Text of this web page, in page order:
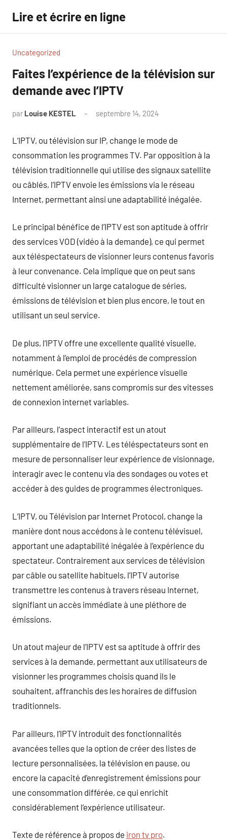
contenu
Lire et écrire en ligne
Uncategorized
Faites l’expérience de la télévision sur
demande avec l’IPTV
par Louise KESTEL septembre 14, 2024
L’IPTV, ou télévision sur IP, change le mode de
consommation les programmes TV. Par opposition à la
télévision traditionnelle qui utilise des signaux satellite
ou câblés, l’IPTV envoie les émissions via le réseau
Internet, permettant ainsi une adaptabilité inégalée.
Le principal bénéfice de l’IPTV est son aptitude à offrir
des services VOD (vidéo à la demande), ce qui permet
aux téléspectateurs de visionner leurs contenus favoris
à leur convenance. Cela implique que on peut sans
difficulté visionner un large catalogue de séries,
émissions de télévision et bien plus encore, le tout en
utilisant un seul service.
De plus, l’IPTV offre une excellente qualité visuelle,
notamment à l’emploi de procédés de compression
numérique. Cela permet une expérience visuelle
nettement améliorée, sans compromis sur des vitesses
de connexion internet variables.
Par ailleurs, l’aspect interactif est un atout
supplémentaire de l’IPTV. Les téléspectateurs sont en
mesure de personnaliser leur expérience de visionnage,
interagir avec le contenu via des sondages ou votes et
accéder à des guides de programmes électroniques.
L’IPTV, ou Télévision par Internet Protocol, change la
manière dont nous accédons à le contenu télévisuel,
apportant une adaptabilité inégalée à l’expérience du
spectateur. Contrairement aux services de télévision
par câble ou satellite habituels, l’IPTV autorise
transmettre les contenus à travers réseau Internet,
signifiant un accès immédiate à une pléthore de
émissions.
Un atout majeur de l’IPTV est sa aptitude à offrir des
services à la demande, permettant aux utilisateurs de
visionner les programmes choisis quand ils le
souhaitent, affranchis des les horaires de diffusion
traditionnels.
Par ailleurs, l’IPTV introduit des fonctionnalités
avancées telles que la option de créer des listes de
lecture personnalisées, la télévision en pause, ou
encore la capacité d’enregistrement émissions pour
une consommation différée, ce qui enrichit
considérablement l’expérience utilisateur.
Texte de référence à propos de iron tv pro.